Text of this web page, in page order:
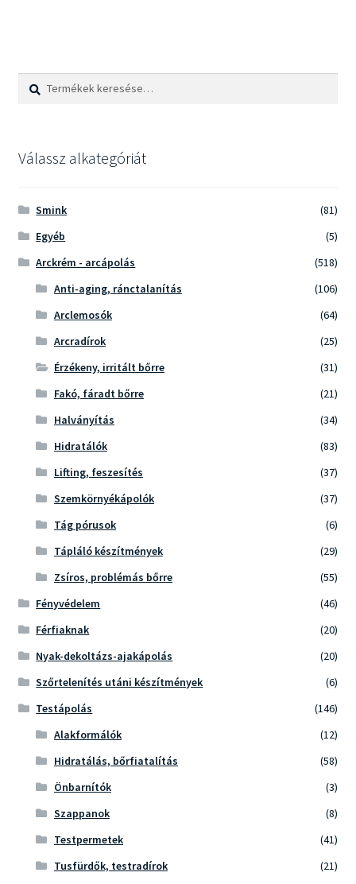
Keresés
Keresés
Válassz alkategóriát
Smink
(81)
Egyéb
(5)
Arckrém - arcápolás
(518)
Anti-aging, ránctalanítás
(106)
Arclemosók
(64)
Arcradírok
(25)
Érzékeny, irritált bőrre
(31)
Fakó, fáradt bőrre
(21)
Halványítás
(34)
Hidratálók
(83)
Lifting, feszesítés
(37)
Szemkörnyékápolók
(37)
Tág pórusok
(6)
Tápláló készítmények
(29)
Zsíros, problémás bőrre
(55)
Fényvédelem
(46)
Férfiaknak
(20)
Nyak-dekoltázs-ajakápolás
(20)
Szőrtelenítés utáni készítmények
(6)
Testápolás
(146)
Alakformálók
(12)
Hidratálás, bőrfiatalítás
(58)
Önbarnítók
(3)
Szappanok
(8)
Testpermetek
(41)
Tusfürdők, testradírok
(21)